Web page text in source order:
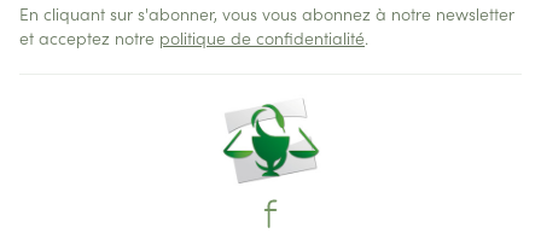
En cliquant sur s'abonner, vous vous abonnez à notre newsletter
et acceptez notre politique de confidentialité.